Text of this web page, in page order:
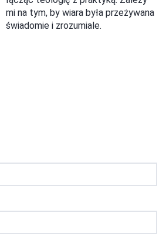
mi na tym, by wiara była przeżywana
świadomie i zrozumiale.